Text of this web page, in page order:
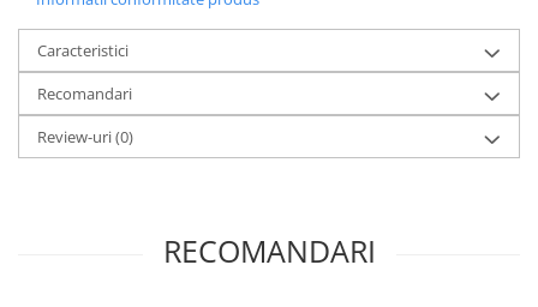
Caracteristici
Recomandari
Review-uri(0)
RECOMANDARI